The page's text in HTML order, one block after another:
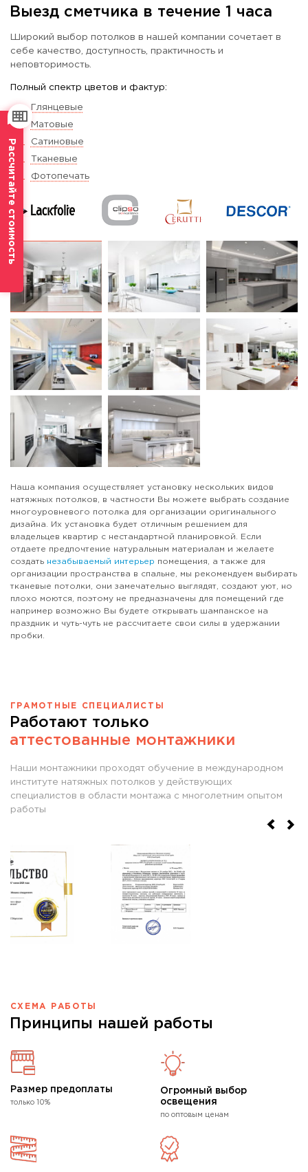
Выезд сметчика в течение 1 часа
Широкий выбор потолков в нашей компании сочетает в
себе качество, доступность, практичность и
неповторимость.
Полный спектр цветов и фактур:
Глянцевые
Матовые
Сатиновые
Тканевые
Фотопечать
Наша компания осуществляет установку нескольких видов
натяжных потолков, в частности Вы можете выбрать создание
многоуровневого потолка для организации оригинального
дизайна. Их установка будет отличным решением для
владельцев квартир с нестандартной планировкой. Если
отдаете предпочтение натуральным материалам и желаете
создать незабываемый интерьер помещения, а также для
организации пространства в спальне, мы рекомендуем выбирать
тканевые потолки, они замечательно выглядят, создают уют, но
плохо моются, поэтому не предназначены для помещений где
например возможно Вы будете открывать шампанское на
праздник и чуть-чуть не рассчитаете свои силы в удержании
пробки.
ГРАМОТНЫЕ СПЕЦИАЛИСТЫ
Работают только
аттестованные монтажники
Наши монтажники проходят обучение в международном
институте натяжных потолков у действующих
специалистов в области монтажа с многолетним опытом
работы
СХЕМА РАБОТЫ
Принципы нашей работы
Размер предоплаты
только 10%
Огромный выбор
освещения
по оптовым ценам
Рассчитайте стоимость